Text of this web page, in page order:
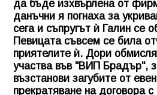
да бъде изхвърлена от
данъчни я погнаха за
сега и съпругът ѝ Галин се
Певицата съвсем се била
приятелите ѝ. Дори
участва във "ВИП Брадър",
възстанови загубите от
прекратяване на договора